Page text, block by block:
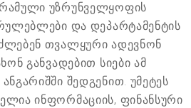
უზრუნველყოფის
და დეპარტამენტის
თვალყური ადევნონ
განვადებით სიები ამ
შედგენით. უმეტეს
ინფორმაციის, ფინანსური